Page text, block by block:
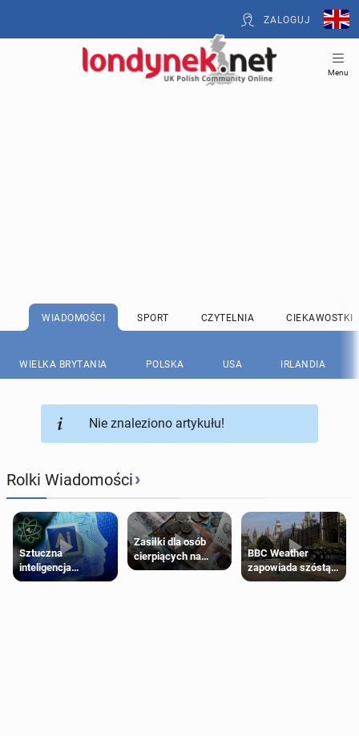
ZALOGUJ
Menu
WIADOMOŚCI SPORT CZYTELNIA CIEKAWOSTKI
WIELKA BRYTANIA POLSKA USA IRLANDIA
Nie znaleziono artykułu!
Rolki Wiadomości›
Sztuczna
inteligencja
próbowała oszukać
Zasiłki dla osób
cierpiących na
schorzenia
BBC Weather
zapowiada szóstą
falę upałów w